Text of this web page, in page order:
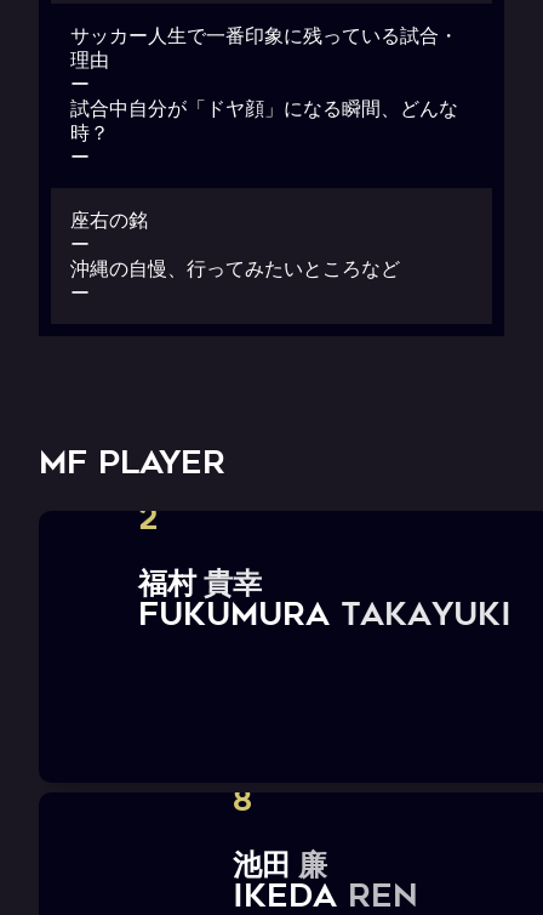
サッカー人生で一番印象に残っている試合・
理由
ー
試合中自分が「ドヤ顔」になる瞬間、どんな
時？
ー
座右の銘
ー
沖縄の自慢、行ってみたいところなど
ー
MF PLAYER
2
福村貴幸
FUKUMURA Takayuki
8
池田 廉
IKEDA Ren